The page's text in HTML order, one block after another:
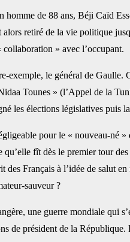
de 88 ans, Béji Caïd
retiré de la vie politique
» avec l’occupant.
exemple, le général de
Tounes » (l’Appel de la
les élections législatives puis
pour le « nouveau-né
qu’elle fît dès le premier tour
Français à l’idée de salut
sauveur ?
une guerre mondiale qui
président de la